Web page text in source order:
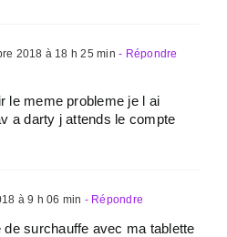
2018 à 18 h 25 min - Répondre
le meme probleme je l ai
a darty j attends le compte
à 9 h 06 min - Répondre
surchauffe avec ma tablette